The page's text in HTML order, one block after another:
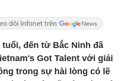
đến từ Bắc Ninh đã
Got Talent với giải
trong sự hài lòng có lẽ